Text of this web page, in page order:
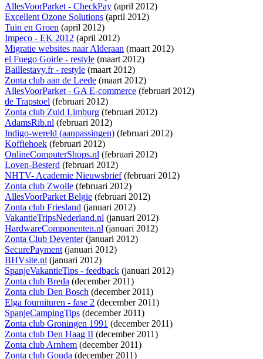
AllesVoorParket - CheckPay (april 2012)
Excellent Ozone Solutions (april 2012)
Tuin en Groen (april 2012)
Impeco - EK 2012 (april 2012)
Migratie websites naar Alderaan (maart 2012)
el Fuego Goirle - restyle (maart 2012)
Baillestavy.fr - restyle (maart 2012)
Zonta club aan de Leede (maart 2012)
AllesVoorParket - GA E-commerce (februari 2012)
de Trapstoel (februari 2012)
Zonta club Zuid Limburg (februari 2012)
AdamsRib.nl (februari 2012)
Indigo-wereld (aanpassingen) (februari 2012)
Koffiehoek (februari 2012)
OnlineComputerShops.nl (februari 2012)
Loven-Besterd (februari 2012)
NHTV- Academie Nieuwsbrief(februari 2012)
Zonta club Zwolle (februari 2012)
AllesVoorParket Belgie (februari 2012)
Zonta club Friesland (januari 2012)
VakantieTripsNederland.nl (januari 2012)
HardwareComponenten.nl (januari 2012)
Zonta Club Deventer(januari 2012)
SecurePayment(januari 2012)
BHVsite.nl (januari 2012)
SpanjeVakantieTips - feedback (januari 2012)
Zonta club Breda (december 2011)
Zonta club Den Bosch (december 2011)
Elga fournituren - fase 2 (december 2011)
SpanjeCampingTips (december 2011)
Zonta club Groningen 1991 (december 2011)
Zonta club Den Haag II (december 2011)
Zonta club Arnhem (december 2011)
Zonta club Gouda (december 2011)